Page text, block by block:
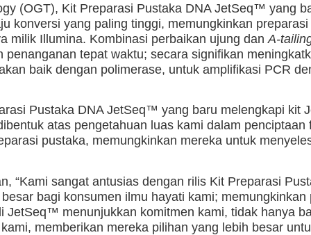
(OGT), Kit Preparasi Pustaka DNA JetSeq™ yang
konversi yang paling tinggi, memungkinkan
milik Illumina. Kombinasi perbaikan ujung dan A-
tepat waktu; secara signifikan
baik dengan polimerase, untuk amplifikasi PCR
Pustaka DNA JetSeq™ yang baru melengkapi
atas pengetahuan luas kami dalam
pustaka, memungkinkan mereka untuk
“Kami sangat antusias dengan rilis Kit Preparasi
bagi konsumen ilmu hayati kami;
JetSeq™ menunjukkan komitmen kami, tidak hanya
memberikan mereka pilihan yang lebih besar